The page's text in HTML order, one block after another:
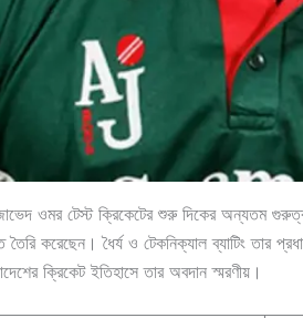
ওমর টেস্ট ক্রিকেটের শুরু দিকের অন্যতম
তৈরি করেছেন। ধৈর্য ও টেকনিক্যাল ব্যাটিং তার
ক্রিকেট ইতিহাসে তার অবদান স্মরণীয়।